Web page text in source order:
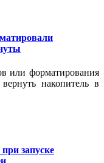
или форматирования
накопитель в
запуске